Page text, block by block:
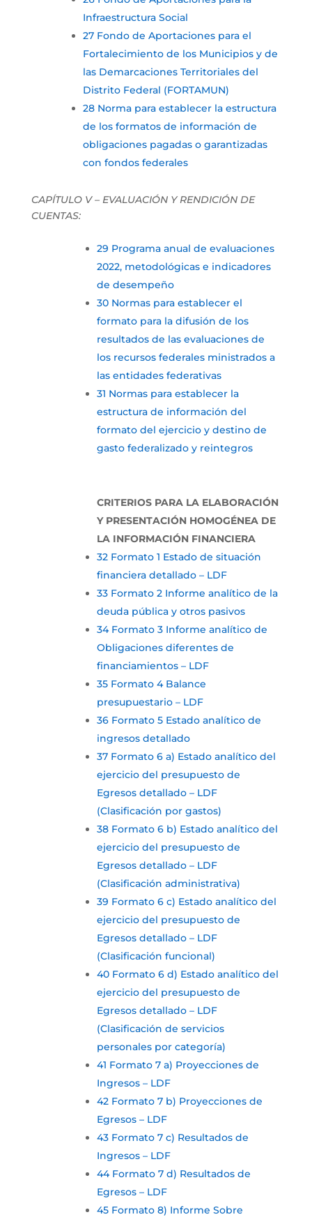
Infraestructura Social
27 Fondo de Aportaciones para el
Fortalecimiento de los Municipios y de
las Demarcaciones Territoriales del
Distrito Federal (FORTAMUN)
28 Norma para establecer la estructura
de los formatos de información de
obligaciones pagadas o garantizadas
con fondos federales
CAPÍTULO V – EVALUACIÓN Y RENDICIÓN DE
CUENTAS:
29 Programa anual de evaluaciones
2022, metodológicas e indicadores
de desempeño
30 Normas para establecer el
formato para la difusión de los
resultados de las evaluaciones de
los recursos federales ministrados a
las entidades federativas
31 Normas para establecer la
estructura de información del
formato del ejercicio y destino de
gasto federalizado y reintegros
CRITERIOS PARA LA ELABORACIÓN
Y PRESENTACIÓN HOMOGÉNEA DE
LA INFORMACIÓN FINANCIERA
32 Formato 1 Estado de situación
financiera detallado – LDF
33 Formato 2 Informe analítico de la
deuda pública y otros pasivos
34 Formato 3 Informe analítico de
Obligaciones diferentes de
financiamientos – LDF
35 Formato 4 Balance
presupuestario – LDF
36 Formato 5 Estado analítico de
ingresos detallado
37 Formato 6 a) Estado analítico del
ejercicio del presupuesto de
Egresos detallado – LDF
(Clasificación por gastos)
38 Formato 6 b) Estado analítico del
ejercicio del presupuesto de
Egresos detallado – LDF
(Clasificación administrativa)
39 Formato 6 c) Estado analítico del
ejercicio del presupuesto de
Egresos detallado – LDF
(Clasificación funcional)
40 Formato 6 d) Estado analítico del
ejercicio del presupuesto de
Egresos detallado – LDF
(Clasificación de servicios
personales por categoría)
41 Formato 7 a) Proyecciones de
Ingresos – LDF
42 Formato 7 b) Proyecciones de
Egresos – LDF
43 Formato 7 c) Resultados de
Ingresos – LDF
44 Formato 7 d) Resultados de
Egresos – LDF
45 Formato 8) Informe Sobre